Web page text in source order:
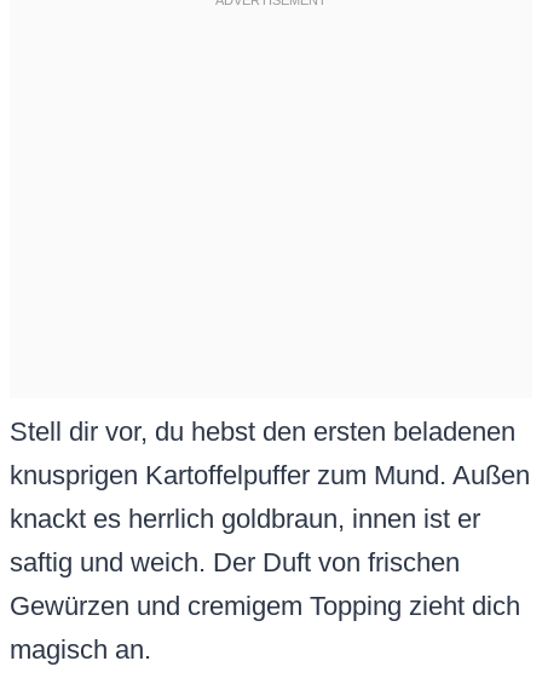
Stell dir vor, du hebst den ersten beladenen
knusprigen Kartoffelpuffer zum Mund. Außen
knackt es herrlich goldbraun, innen ist er
saftig und weich. Der Duft von frischen
Gewürzen und cremigem Topping zieht dich
magisch an.